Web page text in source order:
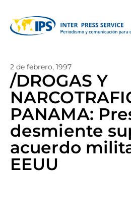
2 de febrero, 1997
/DROGAS Y
PANAMA:
desmiente
acuerdo
EEUU